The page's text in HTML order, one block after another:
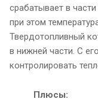
срабатывает в
при этом
Твердотопливный
в нижней части. С
контролировать
Плюсы: